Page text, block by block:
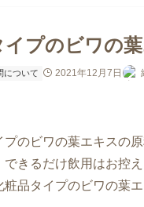
イプのビワの
について 2021年12月7日
プのビワの葉エキスの
できるだけ飲用はお控え
粧品タイプのビワの葉